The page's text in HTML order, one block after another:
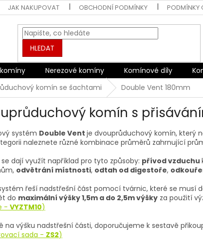
JAK NAKUPOVAT OBCHODNÍ PODMÍNKY PODMÍNKY
HLEDAT
Nerezové komíny Komínové díly
komín se šachtami Double Vent 180mm
komín s
systém Double Vent je dvouprůduchový komín, který
naleznete různé kombinace průměrů zahrnující
dají využít například pro tyto způsoby: přívod vzduchu
odvětrání místnosti, odtah od digestoře,
řeší nadstřešní část pomocí tvárnic, které se musí
do maximální výšky 1,5m a do 2,5m výšky za použití
- VYZTM10)
na výšku nadstřešní části, doporučujeme k sestavě
sada - ZS2)